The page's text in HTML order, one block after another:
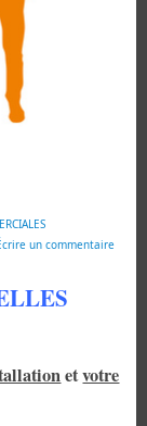
un commentaire
etvotre